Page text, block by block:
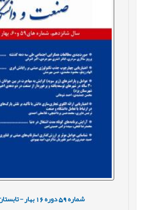
شماره59 دوره16 بهار - تابستان